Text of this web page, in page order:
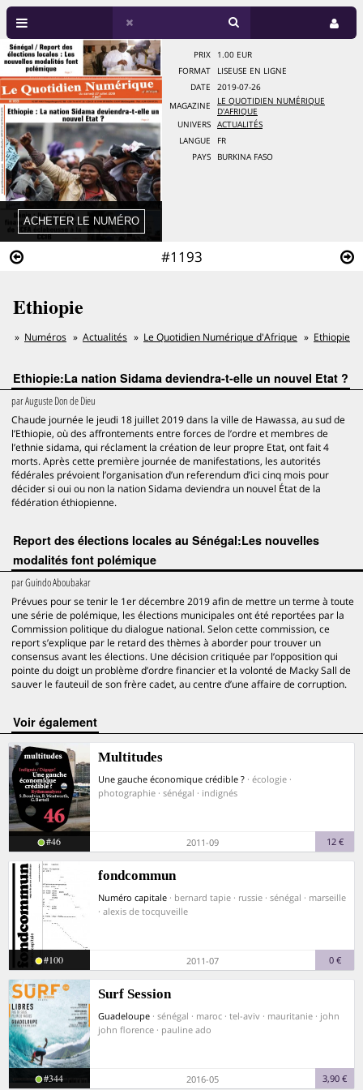
#1193
PRIX
1.00 EUR
FORMAT
LISEUSE EN LIGNE
DATE
2019-07-26
MAGAZINE
LE QUOTIDIEN NUMÉRIQUE
D'AFRIQUE
UNIVERS
ACTUALITÉS
LANGUE
FR
PAYS
BURKINA FASO
Ethiopie
Numéros Actualités Le Quotidien Numérique d'Afrique Ethiopie
Ethiopie:La nation Sidama deviendra-t-elle un nouvel Etat ?
parAuguste Don de Dieu
Chaude journée le jeudi 18 juillet 2019 dans la ville de Hawassa, au sud de
l’Ethiopie, où des affrontements entre forces de l’ordre et membres de
l’ethnie sidama, qui réclament la création de leur propre Etat, ont fait 4
morts. Après cette première journée de manifestations, les autorités
fédérales prévoient l’organisation d’un referendum d’ici cinq mois pour
décider si oui ou non la nation Sidama deviendra un nouvel État de la
fédération éthiopienne.
Report des élections locales au Sénégal:Les nouvelles
modalités font polémique
parGuindo Aboubakar
Prévues pour se tenir le 1er décembre 2019 afin de mettre un terme à toute
une série de polémique, les élections municipales ont été reportées par la
Commission politique du dialogue national. Selon cette commission, ce
report s’explique par le retard des thèmes à aborder pour trouver un
consensus avant les élections. Une décision critiquée par l’opposition qui
pointe du doigt un problème d’ordre financier et la volonté de Macky Sall de
sauver le fauteuil de son frère cadet, au centre d’une affaire de corruption.
voir également
Multitudes
Une gauche économique crédible ? · écologie ·
photographie · sénégal · indignés
#46 2011-09 12 €
fondcommun
Numéro capitale · bernard tapie · russie · sénégal · marseille
· alexis de tocquveille
#100 2011-07 0 €
Surf Session
Guadeloupe · sénégal · maroc · tel-aviv · mauritanie · john
john florence · pauline ado
#344 2016-05 3,90 €